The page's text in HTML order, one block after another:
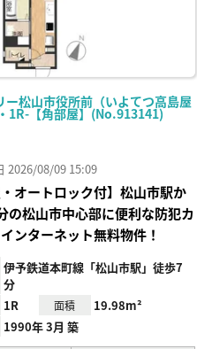
ー松山市役所前（いよてつ高島屋
1R-【角部屋】(No.913141)
2026/08/09 15:09
・オートロック付】松山市駅か
の松山市中心部に便利な防犯カ
ンターネット無料物件！
伊予鉄道本町線「松山市駅」徒歩7
分
1R 面積 19.98m²
1990年 3月 築